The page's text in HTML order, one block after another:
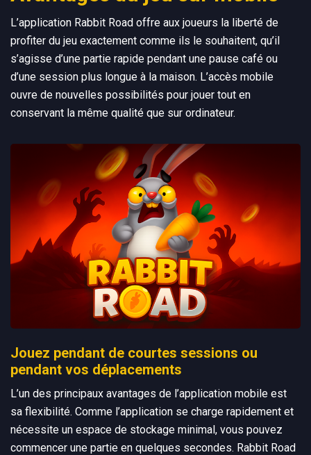
L’application Rabbit Road offre aux joueurs la liberté de
profiter du jeu exactement comme ils le souhaitent, qu’il
s’agisse d’une partie rapide pendant une pause café ou
d’une session plus longue à la maison. L’accès mobile
ouvre de nouvelles possibilités pour jouer tout en
conservant la même qualité que sur ordinateur.
Jouez pendant de courtes sessions ou
pendant vos déplacements
L’un des principaux avantages de l’application mobile est
sa flexibilité. Comme l’application se charge rapidement et
nécessite un espace de stockage minimal, vous pouvez
commencer une partie en quelques secondes. Rabbit Road